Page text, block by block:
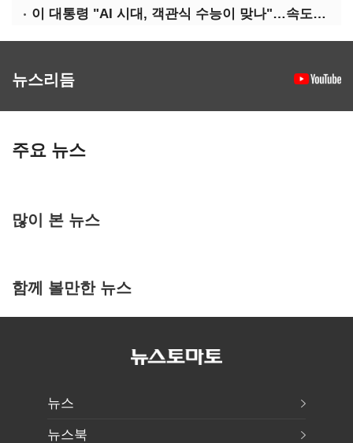
이 대통령 "AI 시대, 객관식 수능이 맞나"…속도전 '경계'
뉴스리듬
주요 뉴스
많이 본 뉴스
함께 볼만한 뉴스
뉴스
뉴스북